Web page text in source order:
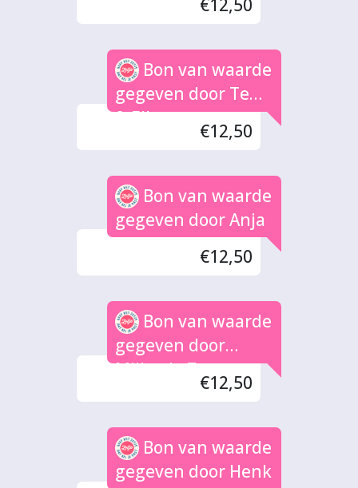
€12,50
Bon van waarde
gegeven door Teus
& Ellen
€12,50
Bon van waarde
gegeven door Anja
€12,50
Bon van waarde
gegeven door
Mijke de Zoeten
€12,50
Bon van waarde
gegeven door Henk